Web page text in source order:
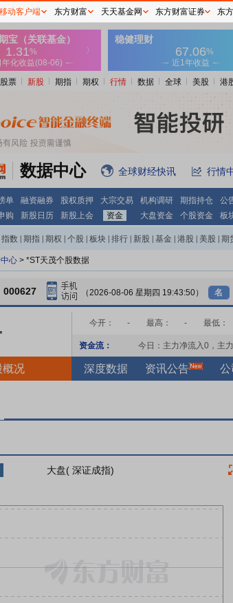
股票 新股 期指 期权 行情 数据 全球 美股 港
数据中心 全球财经快讯 行情
单 融资融券 股权质押 大宗交易 机构调研 期指持仓 公
购 新股日历 新股上会 资金 大盘资金 个股资金 板
指数 期指 期权 个股 板块 排行 新股 基金 港股 美股 期
心 > *ST天茂个股数据
000627 （2026-08-06 星期四 19:43:50） 名
今开： - 最高： - 最低：
资金流： 今日：主力净流入0 ，主
概况 深度数据 资讯公告 公
大盘( 深证成指)
移动客户端 东方财富 天天基金网 东方财富证券 东